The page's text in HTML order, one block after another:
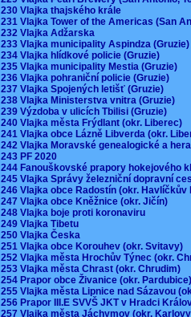
230 Vlajka thajského krále
231 Vlajka Tower of the Americas (San
232 Vlajka Adžarska
233 Vlajka municipality Aspindza
234 Vlajka hlídkové policie (Gruzie)
235 Vlajka municipality Mestia (Gruzie)
236 Vlajka pohraniční policie (Gruzie)
237 Vlajka Spojených letišť (Gruzie)
238 Vlajka Ministerstva vnitra (Gruzie)
239 Výzdoba v ulicích Tbilisi (Gruzie)
240 Vlajka města Frýdlant (okr. Liberec)
241 Vlajka obce Lázně Libverda (okr.
242 Vlajka Moravské genealogické a
243 PF 2020
244 Fanouškovské prapory hokejového
245 Vlajka Správy železniční dopravní
246 Vlajka obce Radostín (okr.
247 Vlajka obce Kněžnice (okr. Jičín)
248 Vlajka boje proti koronaviru
249 Vlajka Tibetu
250 Vlajka Česka
251 Vlajka obce Korouhev (okr. Svitavy)
252 Vlajka města Hrochův Týnec (okr.
253 Vlajka města Chrast (okr. Chrudim)
254 Prapor obce Živanice (okr.
255 Vlajka města Lipnice nad Sázavou
256 Prapor III.E SVVŠ JKT v Hradci
257 Vlajka města Jáchymov (okr.